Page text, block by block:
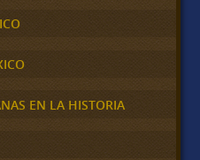
EN LA HISTORIA